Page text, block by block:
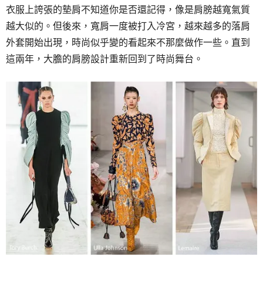
衣服上誇張的墊肩不知道你是否還記得，像是肩膀越寬氣質
越大似的。但後來，寬肩一度被打入冷宮，越來越多的落肩
外套開始出現，時尚似乎變的看起來不那麼做作一些。直到
這兩年，大膽的肩膀設計重新回到了時尚舞台。